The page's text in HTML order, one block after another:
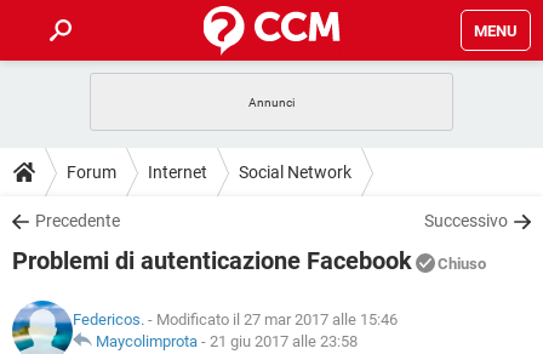
MENU
INTRATTENIMENTO ANDROID
iOS
INSTAGRAM WHATSAPP
TIKTOK
HARDWARE
GUIDE
COVID-19
INSTAGRAM WHATSAPP
DOWNLOAD
COVID-19 GAMING
INTRATTENIMENTO
iOS WINDOWS 10
COVID-19 GAMING
GLOSSARIO
Forum Internet Social Network
Precedente Successivo
Problemi di autenticazione Facebook Chiuso
Federicos. - Modificato il 27 mar 2017 alle 15:46
Maycolimprota - 21 giu 2017 alle 23:58